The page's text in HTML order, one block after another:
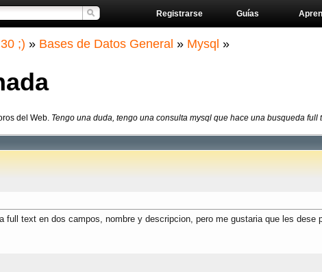
Guías
Registrarse
;) » Bases de Datos General » Mysql »
del Web. Tengo una duda, tengo una consulta mysql que hace una busqueda
full text en dos campos, nombre y descripcion, pero me gustaria que les